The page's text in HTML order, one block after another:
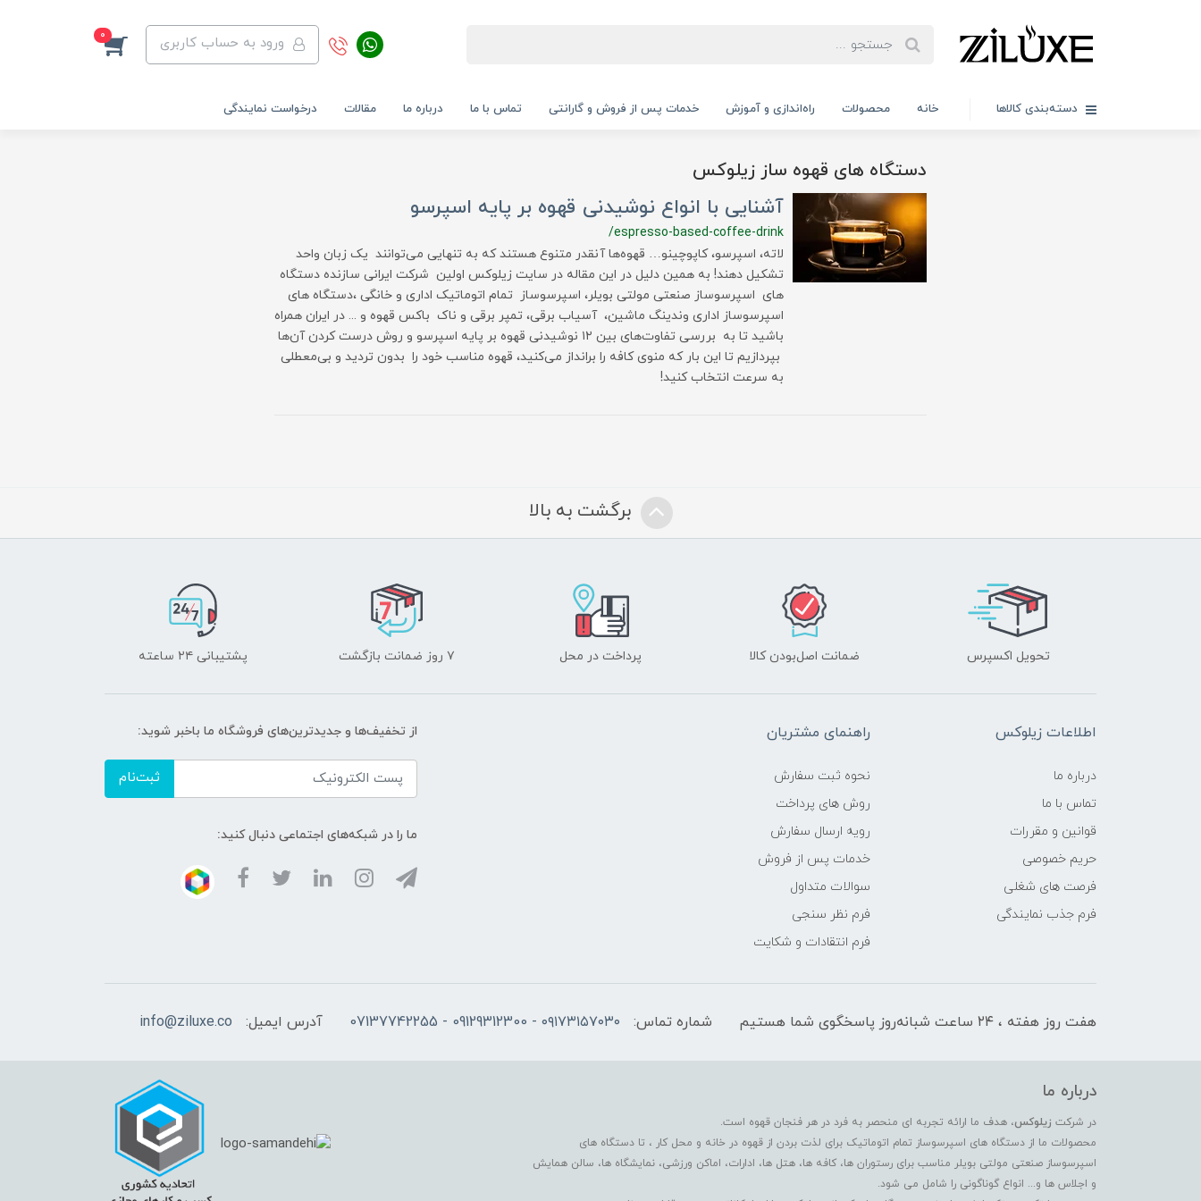
ورود به حساب کاربری 0
دسته‌بندی کالاها خانه محصولات راه‌اندازی و آموزش خدمات پس از فروش و گارانتی تماس با ما درباره ما مقالات درخواست نمایندگی
دستگاه های قهوه ساز زیلوکس
آشنایی با انواع نوشیدنی قهوه بر پایه اسپرسو
/espresso-based-coffee-drink
لاته، اسپرسو، کاپوچینو… قهوه‌ها آنقدر متنوع هستند که به تنهایی می‌توانند یک زبان واحد
تشکیل دهند! به همین دلیل در این مقاله در سایت زیلوکس اولین شرکت ایرانی سازنده دستگاه
های اسپرسوساز صنعتی مولتی بویلر، اسپرسوساز تمام اتوماتیک اداری و خانگی ،دستگاه های
اسپرسوساز اداری وندینگ ماشین، آسیاب برقی، تمپر برقی و ناک باکس قهوه و ... در ایران همراه
باشید تا به بررسی تفاوت‌های بین ۱۲ نوشیدنی قهوه بر پایه اسپرسو و روش درست کردن آن‌ها
بپردازیم تا این بار که منوی کافه را برانداز می‌کنید، قهوه مناسب خود را بدون تردید و بی‌معطلی
به سرعت انتخاب کنید!
برگشت به بالا
تحویل اکسپرس ضمانت اصل‌بودن کالا پرداخت در محل ۷ روز ضمانت بازگشت پشتیبانی ۲۴ ساعته
اطلاعات زیلوکس
درباره ما
تماس با ما
قوانین و مقررات
حریم خصوصی
فرصت های شغلی
فرم جذب نمایندگی
راهنمای مشتریان
نحوه ثبت سفارش
روش های پرداخت
رویه ارسال سفارش
خدمات پس از فروش
سوالات متداول
فرم نظر سنجی
فرم انتقادات و شکایت
از تخفیف‌ها و جدیدترین‌های فروشگاه ما باخبر شوید:
ثبت‌نام
ما را در شبکه‌های اجتماعی دنبال کنید:
هفت روز هفته ، ۲۴ ساعت شبانه‌روز پاسخگوی شما هستیم شماره تماس: ۰۹۱۷۳۱۵۷۰۳۰ - 09129312300 - 07137742255 آدرس ایمیل: info@ziluxe.co
درباره ما
در شرکت زیلوکس، هدف ما ارائه تجربه ای منحصر به فرد در هر فنجان قهوه است.
محصولات ما از دستگاه های اسپرسوساز تمام اتوماتیک برای لذت بردن از قهوه در خانه و محل کار ، تا دستگاه های
اسپرسوساز صنعتی مولتی بویلر مناسب برای رستوران ها، کافه ها، هتل ها، ادارات، اماکن ورزشی، نمایشگاه ها، سالن همایش
و اجلاس ها و... انواع گوناگونی را شامل می شود.